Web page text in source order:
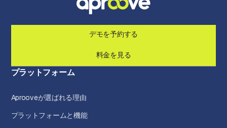
デモを予約する
料金を見る
プラットフォーム
Aprooveが選ばれる理由
プラットフォームと機能